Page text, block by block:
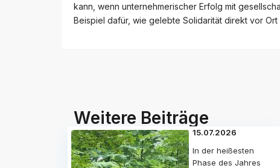
kann, wenn unternehmerischer Erfolg mit
Beispiel dafür, wie gelebte Solidarität direkt vor Ort
Weitere Beiträge
15.07.2026
In der heißesten
Phase des Jahres